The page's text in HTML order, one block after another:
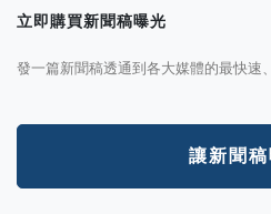
立即購買新聞稿曝光
發一篇新聞稿透通到各大媒體的最快速
讓新聞